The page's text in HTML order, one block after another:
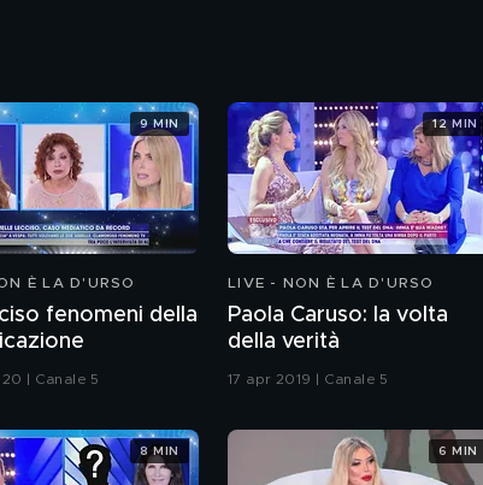
È LA D'URSO
fenomeni della
| Canale 5
9 MIN
LIVE - NON È LA D'URSO
Paola Caruso: la volta
della verità
17 apr 2019 | Canale 5
12 MIN
8 MIN 6 MIN